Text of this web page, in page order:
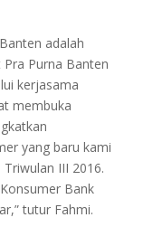
adalah
Purna Banten
kerjasama
membuka
yang baru kami
III 2016.
Bank
tutur Fahmi.